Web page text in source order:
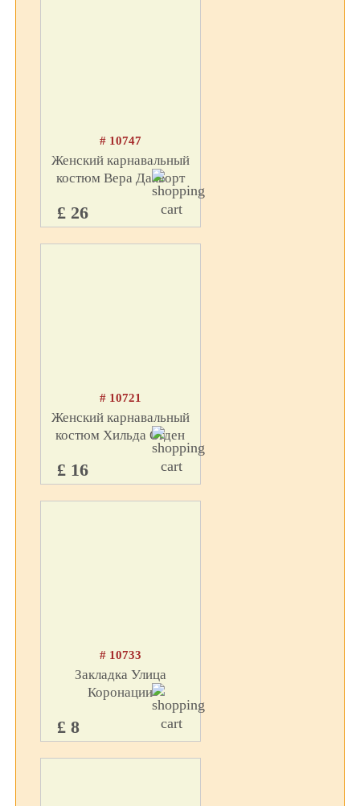
# 10747
Женский карнавальный
костюм Вера Дакворт
£ 26
# 10721
Женский карнавальный
костюм Хильда Огден
£ 16
# 10733
Закладка Улица
Коронации
£ 8